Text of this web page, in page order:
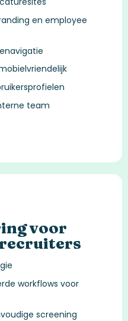
en employee
team
voor
workflows voor
screening